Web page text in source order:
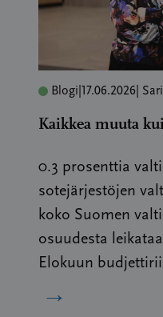
Blogi 17.06.2026 |
Kaikkea muuta
0.3 prosenttia
sotejärjestöjen
koko Suomen
osuudesta
Elokuun
→